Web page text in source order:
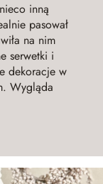
inną
pasował
na nim
serwetki i
dekoracje w
Wygląda